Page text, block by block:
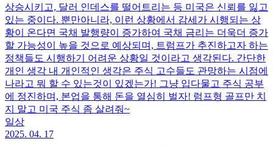
상승시키고, 달러 인데스를 떨어트리는 등 미국은 신뢰를 잃고
있는 중이다. 뿐만아니라, 이런 상황에서 감세가 시행되는 상
황이 온다면 국채 발행량이 증가하여 국채 금리는 더욱더 증가
할 가능성이 높을 것으로 예상되며, 트럼프가 추진하고자 하는
정책들도 시행하기 어려운 상황일 것이라고 생각된다. 간단한
개인 생각 내 개인적인 생각은 주식 고수들도 관망하는 시점에
나라고 뭐 할 수 있는것이 있겠는가! 그냥 입다물고 주식 공부
에 정진하며, 본업을 통해 돈을 열심히 벌자! 럼프형 골프만 치
지 말고 미국 주식 좀 살려줘~
일상
2025. 04. 17